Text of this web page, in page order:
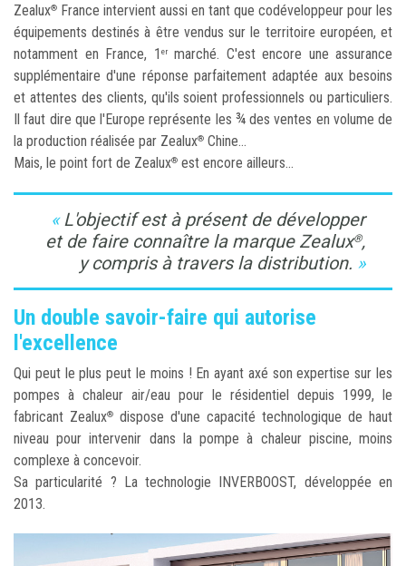
Zealux® France intervient aussi en tant que codéveloppeur pour les
équipements destinés à être vendus sur le territoire européen, et
notamment en France, 1 ermarché. C'est encore une assurance
supplémentaire d'une réponse parfaitement adaptée aux besoins
et attentes des clients, qu'ils soient professionnels ou particuliers.
Il faut dire que l'Europe représente les ¾ des ventes en volume de
la production réalisée par Zealux® Chine...
Mais, le point fort de Zealux® est encore ailleurs...
L'objectif est à présent de développer
et de faire connaître la marque Zealux®,
y compris à travers la distribution.
Un double savoir-faire qui autorise
l'excellence
Qui peut le plus peut le moins ! En ayant axé son expertise sur les
pompes à chaleur air/eau pour le résidentiel depuis 1999, le
fabricant Zealux®
dispose d'une capacité technologique de haut
niveau pour intervenir dans la pompe à chaleur piscine, moins
complexe à concevoir.
Sa particularité ? La technologie INVERBOOST, développée en
2013.